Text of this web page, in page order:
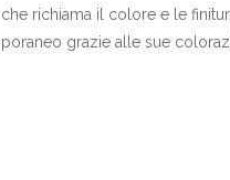
richiama il colore e le
grazie alle sue